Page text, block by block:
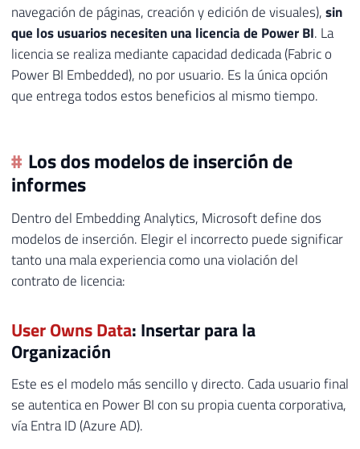
navegación de páginas, creación y edición de visuales),sin
que los usuarios necesiten una licencia de Power BI. La
licencia se realiza mediante capacidad dedicada (Fabric o
Power BI Embedded), no por usuario. Es la única opción
que entrega todos estos beneficios al mismo tiempo.
Los dos modelos de inserción de
informes
Dentro del Embedding Analytics, Microsoft define dos
modelos de inserción. Elegir el incorrecto puede significar
tanto una mala experiencia como una violación del
contrato de licencia:
User Owns Data: Insertar para la
Organización
Este es el modelo más sencillo y directo. Cada usuario final
se autentica en Power BI con su propia cuenta corporativa,
vía Entra ID (Azure AD).